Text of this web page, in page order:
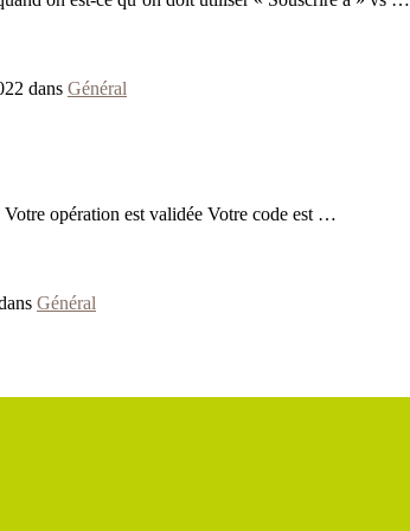
dans Général
opération est validée Votre code est …
Général